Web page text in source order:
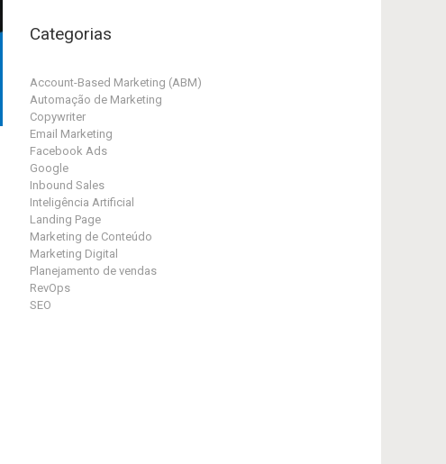
Categorias
Account-Based Marketing (ABM)
Automação de Marketing
Copywriter
Email Marketing
Facebook Ads
Google
Inbound Sales
Inteligência Artificial
Landing Page
Marketing de Conteúdo
Marketing Digital
Planejamento de vendas
RevOps
SEO